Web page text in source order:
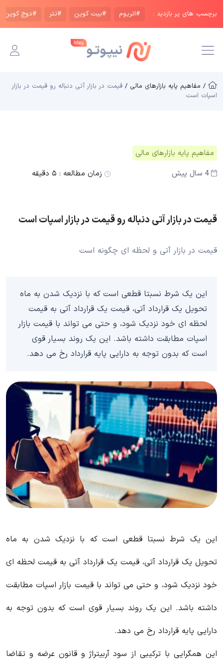
برچسب های پر بازدید : #اتریوم #بیت کوین #تتر #دوج کوین
/ مفاهیم پایه بازار‌های مالی / قیمت در بازار آتی دنباله رو قیمت در بازار
اسپات است
مفاهیم پایه بازار‌های مالی
4 سال پیش
زمان مطالعه : ۵ دقیقه
قیمت در بازار آتی دنباله رو قیمت در بازار اسپات است
قیمت در بازار آتی و لحظه ای چگونه است
این یک شرط نسبتا قطعی است که با نزدیک شدن به ماه
تحویل یک قرارداد آتی، قیمت یک قرارداد آتی به قیمت
لحظه ای خود نزدیک شود، و حتی می تواند با قیمت بازار
اسپات مطابقت داشته باشد. این یک روند بسیار قوی
است که بدون توجه به دارایی پایه قرارداد رخ می دهد.
این یک شرط نسبتا قطعی است که با نزدیک شدن به ماه
تحویل یک قرارداد آتی، قیمت یک قرارداد آتی به قیمت لحظه ای
خود نزدیک شود، و حتی می تواند با قیمت بازار اسپات مطابقت
داشته باشد. این یک روند بسیار قوی است که بدون توجه به
دارایی پایه قرارداد رخ می دهد.
این همگرایی با ترکیبی از سود آربیتراژ و قانون عرضه و تقاضا